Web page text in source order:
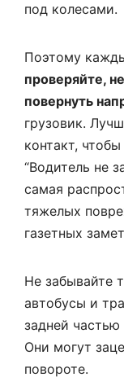
под колесами.
Поэтому
проверяйте,
повернуть
грузовик.
контакт,
“Водитель не
самая
тяжелых
газетных
Не забывайте
автобусы и
задней частью
Они могут
повороте.